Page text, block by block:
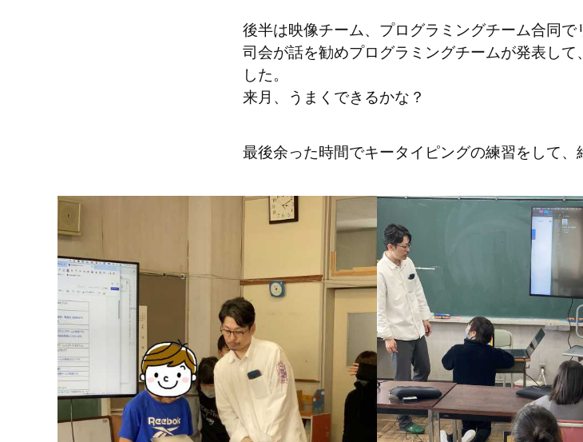
後半は映像チーム、プログラミングチーム合同で
司会が話を勧めプログラミングチームが発表し
した。
来月、うまくできるかな？
最後余った時間でキータイピングの練習をして、